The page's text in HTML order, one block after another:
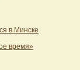
в Минске
время»